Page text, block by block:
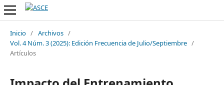
Inicio / Archivos /
Vol. 4 Núm. 3 (2025): Edición Frecuencia de Julio/Septiembre /
Artículos